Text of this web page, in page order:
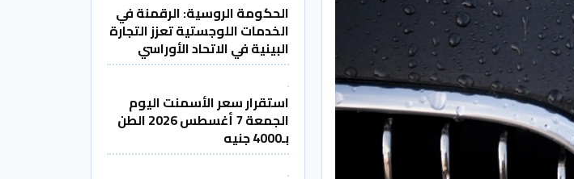
الحكومة الروسية: الرقمنة في
الخدمات اللوجستية تعزز التجارة
البينية في الاتحاد الأوراسي
استقرار سعر الأسمنت اليوم
الجمعة 7 أغسطس 2026 الطن
بـ4000 جنيه